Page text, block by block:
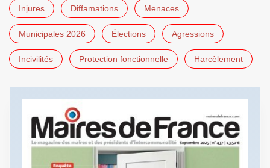
Injures
Diffamations Menaces
Municipales 2026 Élections Agressions
Incivilités Protection fonctionnelle Harcèlement